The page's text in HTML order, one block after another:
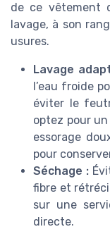
de ce vêtement
lavage, à son
usures.
Lavage
l’eau froide
éviter le
optez pour
essorage
pour
Séchage :
fibre et
sur une
directe.